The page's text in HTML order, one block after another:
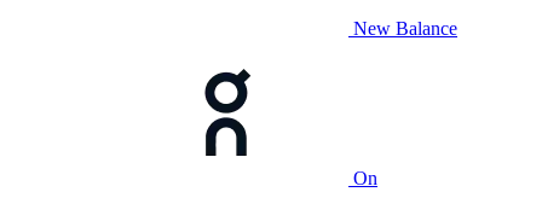
New Balance
On